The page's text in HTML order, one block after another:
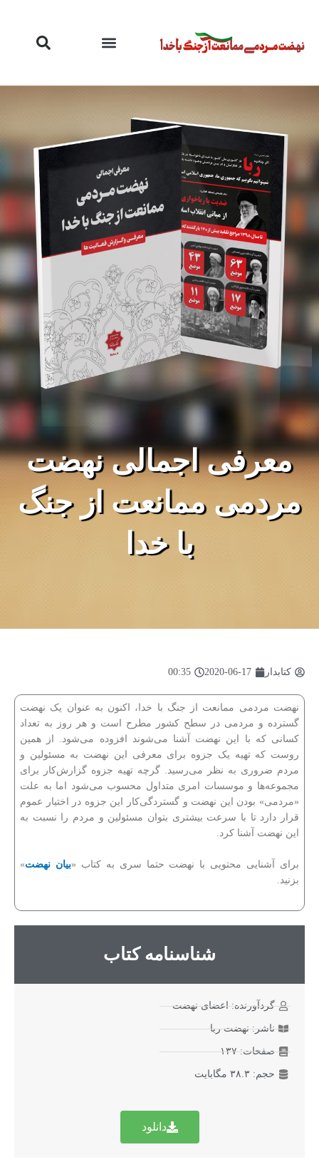
معرفی اجمالی نهضت
مردمی ممانعت از جنگ
با خدا
کتابدار 2020-06-17
00:35
نهضت مردمی ممانعت از جنگ با خدا، اکنون به عنوان یک نهضت
گسترده و مردمی در سطح کشور مطرح است و هر روز به تعداد
کسانی که با این نهضت آشنا می‌شوند افزوده می‌شود. از همین
روست که تهیه یک جزوه برای معرفی این نهضت به مسئولین و
مردم ضروری به نظر می‌رسید. گرچه تهیه جزوه گزارش‌کار برای
مجموعه‌ها و موسسات امری متداول محسوب می‌شود اما به علت
«مردمی» بودن این نهضت و گستردگی‌کار این جزوه در اختیار عموم
قرار دارد تا با سرعت بیشتری بتوان مسئولین و مردم را نسبت به
این نهضت آشنا کرد.
برای آشنایی محتویی با نهضت حتما سری به کتاب «بیان نهضت»
بزنید.
شناسنامه کتاب
گردآورنده: اعضای نهضت
ناشر: نهضت ربا
صفحات: ۱۳۷
حجم: ۳۸.۳ مگابایت
دانلود